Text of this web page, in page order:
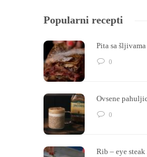
Popularni recepti
Pita sa šljivama
0
Ovsene
0
Rib – eye